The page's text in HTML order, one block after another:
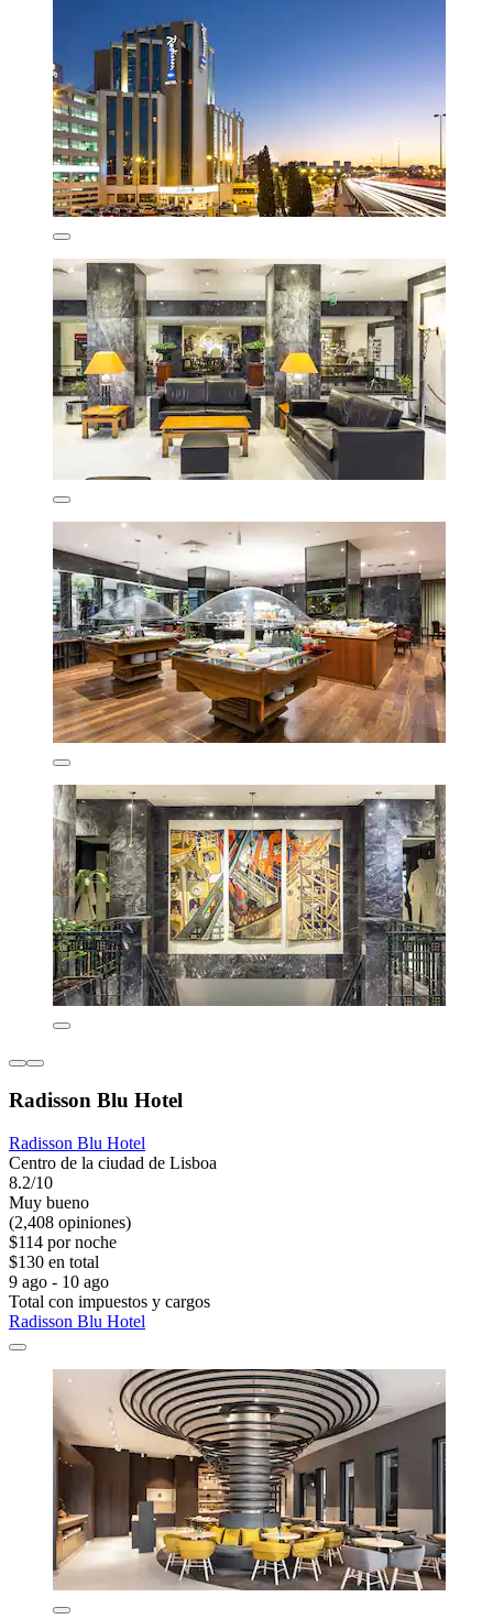
Radisson Blu Hotel
Radisson Blu Hotel
Centro de la ciudad de Lisboa
8.2/10
Muy bueno
(2,408 opiniones)
$114 por noche
$130 en total
9 ago - 10 ago
Total con impuestos y cargos
Radisson Blu Hotel